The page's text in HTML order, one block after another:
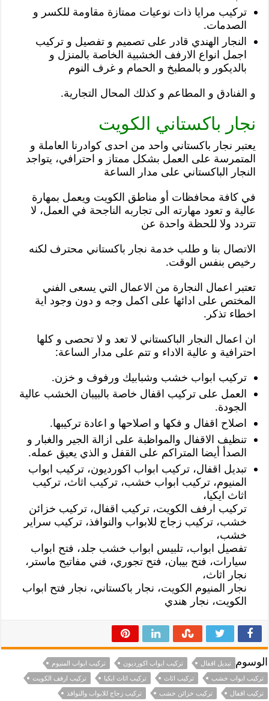
تركيب مرايا ذات نوعيات ممتازة مقاومة للكسر و
الصدمات.
النجار الهندي قادر على تصميم و تفصيل و تركيب
اجمل انواع الارفف الخشبية الخاصة بالمنزل و
بالديكور و بالمطبخ و الحمام و غرف النوم
و الفنادق و المطاعم و كذلك المحال التجارية.
نجار باكستاني الكويت
يعتبر نجار باكستاني واحد من احدى كوادرنا العاملة و
المتمرسة على العمل بشكل ممتاز و احترافي، يتواجد
النجار الباكستاني على مدار الساعة
في كافة محافظات أو مناطق الكويت ويعمل بمهارة
عالية و تعود مهارته الى تجاربه الناجحة في العمل، لا
تتردد ولا للحظة واحدة عن
الاتصال بنا و طلب خدمة نجار باكستاني محترف لكنه
رخيص بنفس الوقت.
تعتبر اعمال النجارة من الاعمال التي يسعى الفني
المختص على ادائها على اكمل وجه و دون وجود اية
اخطاء تذكر.
ان اعمال النجار الباكستاني لا تعد و لا تحصى و كلها
احترافية و عالية الاداء و تتم على مدار الساعة:
تركيب ابواب خشب وشبابيك ورفوف و خزن.
العمل على تركيب اقفال خاصة بالبيبان الخشب عالية
الجودة.
اصلاح اقفال و فكها و اصلاحها و اعادة تركيبها.
تنظيف الاقفال والمواظبة على ازالة الجير والغبار و
الصدأ أيضا المتراكم على القفل و الذي يعيق عمله.
تبديل اقفال، تركيب ابواب اكورديون، تركيب ابواب
المنيوم، تركيب ابواب خشب، تركيب اثاث، تركيب
اثاث ايكيا،
تركيب ارفف الكويت، تركيب اقفال، تركيب خزائن
خشب، تركيب زجاج للابواب والنوافذ، تركيب سراير
خشب،
تفصيل ابواب، تلبيس ابواب خشب جلد، فتح ابواب
سيارات، فتح بيبان، فتح تجوري، فني مفاتيح ماستر،
نجار اثاث،
نجار المنيوم الكويت، نجار باكستاني، نجار فتح ابواب
الكويت، نجار هندي
الوسوم تبديل اقفال تركيب ابواب اكورديون
تركيب ابواب المنيوم
تركيب ابواب خشب
تركيب اثاث تركيب اثاث ايكيا
تركيب ارفف الكويت
تركيب اقفال
تركيب خزائن خشب
تركيب زجاج للابواب والنوافذ